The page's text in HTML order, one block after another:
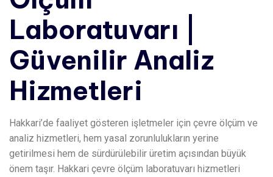
Laboratuvarı |
Güvenilir Analiz
Hizmetleri
Hakkari’de faaliyet gösteren işletmeler için çevre ölçüm ve
analiz hizmetleri, hem yasal zorunlulukların yerine
getirilmesi hem de sürdürülebilir üretim açısından büyük
önem taşır. Hakkari çevre ölçüm laboratuvarı hizmetleri